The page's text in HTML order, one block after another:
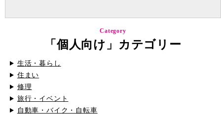
Category
「個人向け」カテゴリー
生活・暮らし
住まい
修理
旅行・イベント
自動車・バイク・自転車